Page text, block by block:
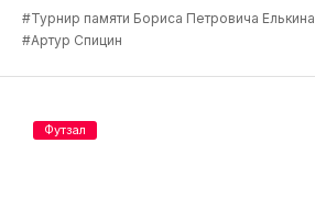
#Турнир памяти Бориса Петровича Елькина
#Артур Спицин
Футзал